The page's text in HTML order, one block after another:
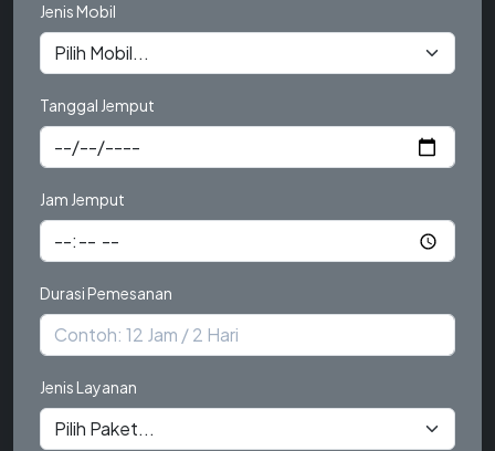
Jenis Mobil
Tanggal Jemput
Jam Jemput
Durasi Pemesanan
Jenis Layanan